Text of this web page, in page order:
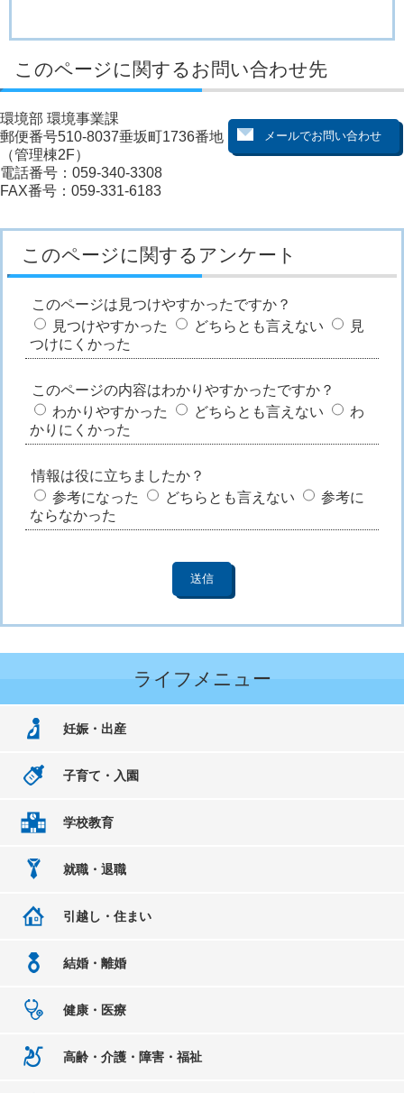
このページに関するお問い合わせ先
環境部 環境事業課
郵便番号510-8037垂坂町1736番地
（管理棟2F）
電話番号：059-340-3308
FAX番号：059-331-6183
このページに関するアンケート
このページは見つけやすかったですか？
見つけやすかった
どちらとも言えない
見
つけにくかった
このページの内容はわかりやすかったですか？
わかりやすかった
どちらとも言えない
わ
かりにくかった
情報は役に立ちましたか？
参考になった
どちらとも言えない
参考に
ならなかった
ライフメニュー
妊娠・出産
子育て・入園
学校教育
就職・退職
引越し・住まい
結婚・離婚
健康・医療
高齢・介護・障害・福祉